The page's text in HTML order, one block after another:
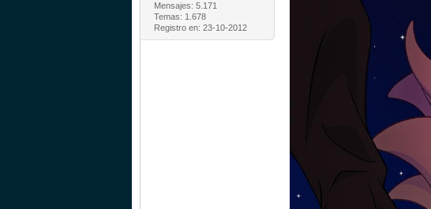
Mensajes: 5.171
Temas: 1.678
Registro en: 23-10-2012